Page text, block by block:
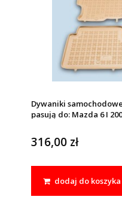
Dywaniki
pasują do: Mazda 6 I
316,00 zł
dodaj do koszyka